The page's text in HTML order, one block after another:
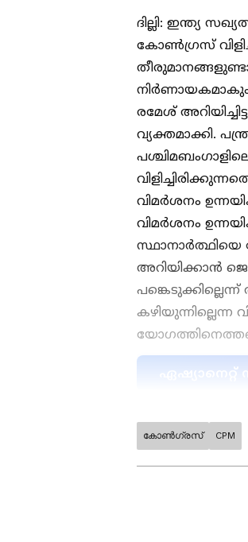
ദില്ലി: ഇന്ത്യ
കോൺഗ്രസ്
രമേശ്
വ്യക്തമാക്കി.
വിമര്‍ശനം
വിമര്‍ശനം
സ്ഥാനാര്‍ത്ഥിയെ
അറിയിക്കാൻ
കോൺഗ്രസ് CPM